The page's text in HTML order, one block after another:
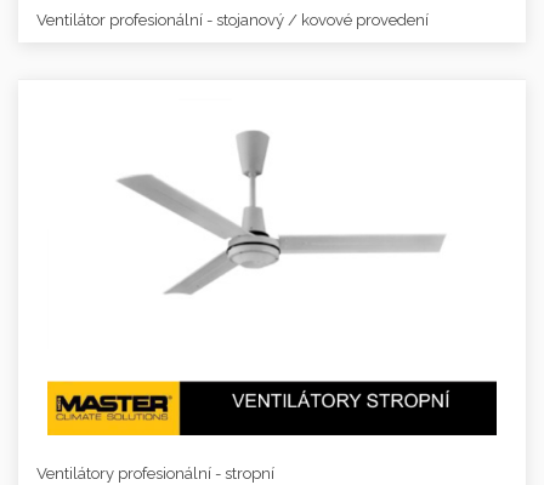
Ventilátor profesionální - stojanový / kovové provedení
Ventilátory profesionální - stropní